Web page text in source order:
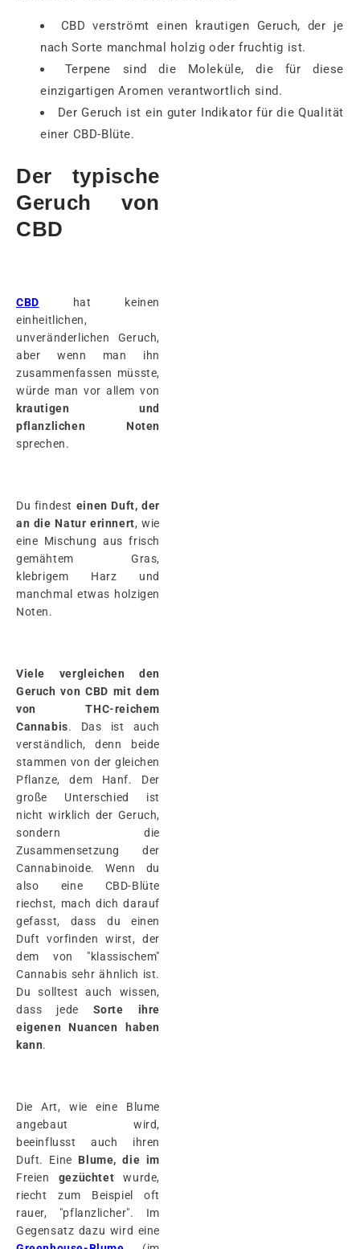
CBD verströmt einen krautigen Geruch, der je
nach Sorte manchmal holzig oder fruchtig ist.
Terpene sind die Moleküle, die für diese
einzigartigen Aromen verantwortlich sind.
Der Geruch ist ein guter Indikator für die Qualität
einer CBD-Blüte.
Der typische
Geruch von
CBD
CBD hat keinen
einheitlichen,
unveränderlichen Geruch,
aber wenn man ihn
zusammenfassen müsste,
würde man vor allem von
krautigen und
pflanzlichen
Noten
sprechen.
Du findest einen Duft, der
an die Natur erinnert, wie
eine Mischung aus frisch
gemähtem Gras,
klebrigem Harz und
manchmal etwas holzigen
Noten.
Viele vergleichen den
Geruch von CBD mit dem
von THC-reichem
Cannabis. Das ist auch
verständlich, denn beide
stammen von der gleichen
Pflanze, dem Hanf. Der
große Unterschied ist
nicht wirklich der Geruch,
sondern die
Zusammensetzung der
Cannabinoide. Wenn du
also eine CBD-Blüte
riechst, mach dich darauf
gefasst, dass du einen
Duft vorfinden wirst, der
dem von "klassischem"
Cannabis sehr ähnlich ist.
Du solltest auch wissen,
dass jede Sorte ihre
eigenen Nuancen haben
kann.
Die Art, wie eine Blume
angebaut wird,
beeinflusst auch ihren
Duft. Eine Blume, die im
Freien gezüchtet wurde,
riecht zum Beispiel oft
rauer, "pflanzlicher". Im
Gegensatz dazu wird eine